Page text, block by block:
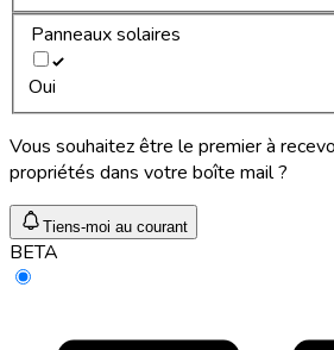
Panneaux solaires
Oui
Vous souhaitez être le premier à
propriétés dans votre boîte mail ?
Tiens-moi au courant
BETA